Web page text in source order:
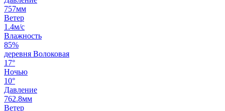
757мм
Ветер
1.4м/с
Влажность
85%
деревня Волоковая
17°
Ночью
10°
Давление
762.8мм
Ветер